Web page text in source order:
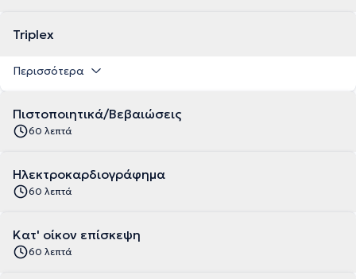
Triplex
Περισσότερα
Πιστοποιητικά/Βεβαιώσεις
60 λεπτά
Ηλεκτροκαρδιογράφημα
60 λεπτά
Κατ' οίκον επίσκεψη
60 λεπτά